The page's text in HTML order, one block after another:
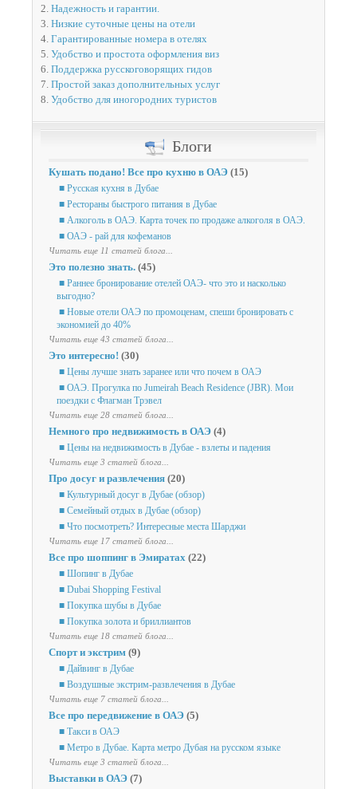
2. Надежность и гарантии.
3. Низкие суточные цены на отели
4. Гарантированные номера в отелях
5. Удобство и простота оформления виз
6. Поддержка русскоговорящих гидов
7. Простой заказ дополнительных услуг
8. Удобство для иногородних туристов
Блоги
Кушать подано! Все про кухню в ОАЭ (15)
■ Русская кухня в Дубае
■ Рестораны быстрого питания в Дубае
■ Алкоголь в ОАЭ. Карта точек по продаже алкоголя в ОАЭ.
■ ОАЭ - рай для кофеманов
Читать еще 11 статей блога...
Это полезно знать. (45)
■ Раннее бронирование отелей ОАЭ- что это и насколько
выгодно?
■ Новые отели ОАЭ по промоценам, спеши бронировать с
экономией до 40%
Читать еще 43 статей блога...
Это интересно! (30)
■ Цены лучше знать заранее или что почем в ОАЭ
■ ОАЭ. Прогулка по Jumeirah Beach Residence (JBR). Мои
поездки с Флагман Трэвел
Читать еще 28 статей блога...
Немного про недвижимость в ОАЭ (4)
■ Цены на недвижимость в Дубае - взлеты и падения
Читать еще 3 статей блога...
Про досуг и развлечения (20)
■ Культурный досуг в Дубае (обзор)
■ Семейный отдых в Дубае (обзор)
■ Что посмотреть? Интересные места Шарджи
Читать еще 17 статей блога...
Все про шоппинг в Эмиратах (22)
■ Шопинг в Дубае
■ Dubai Shopping Festival
■ Покупка шубы в Дубае
■ Покупка золота и бриллиантов
Читать еще 18 статей блога...
Спорт и экстрим (9)
■ Дайвинг в Дубае
■ Воздушные экстрим-развлечения в Дубае
Читать еще 7 статей блога...
Все про передвижение в ОАЭ (5)
■ Такси в ОАЭ
■ Метро в Дубае. Карта метро Дубая на русском языке
Читать еще 3 статей блога...
Выставки в ОАЭ (7)